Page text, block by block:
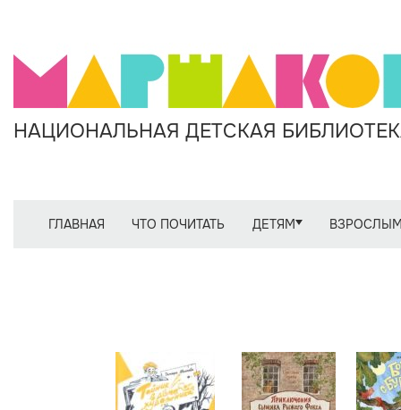
НАЦИОНАЛЬНАЯ ДЕТСКАЯ
ГЛАВНАЯ ЧТО ПОЧИТАТЬ ДЕТЯМ